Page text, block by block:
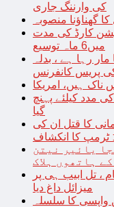
کی وارننگ جاری
کا گھناؤنا منصوبہ
کارڈ کی مدت
میں6 ماہ توسیع
رہا ہے ، بدلہ
پریس کانفرنس
ناک ہیں، امریکا
مدد کیلئے پہنچ
گیا
کا قتل ان کی
ٹرمپ کا انکشاف
یائیر نیتن
ہاتھوں ہلاک
، تل ابیب ہی پر
میزائل داغ دیا
واپسی کا سلسلہ